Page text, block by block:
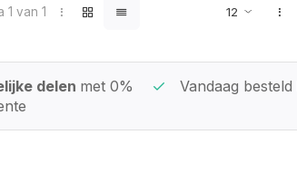
1 van 1
delen met 0%
Vandaag besteld